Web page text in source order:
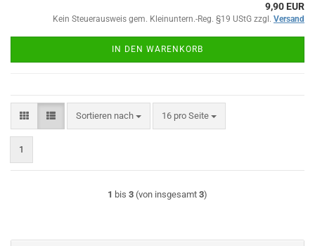
9,90 EUR
Kein Steuerausweis gem. Kleinuntern.-Reg. §19 UStG zzgl. Versand
IN DEN WARENKORB
Sortieren nach
Sortieren nach 16 pro Seite
pro Seite
1
1 bis 3 (von insgesamt 3)